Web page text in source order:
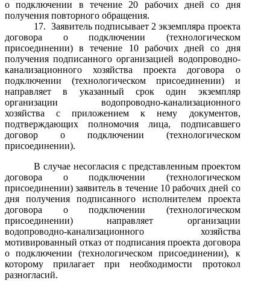
о подключении в течение 20 рабочих дней со дня
получения повторного обращения.
17. Заявитель подписывает 2 экземпляра проекта
договора о подключении (технологическом
присоединении) в течение 10 рабочих дней со дня
получения подписанного организацией водопроводно-
канализационного хозяйства проекта договора о
подключении (технологическом присоединении) и
направляет в указанный срок один экземпляр
организации водопроводно-канализационного
хозяйства с приложением к нему документов,
подтверждающих полномочия лица, подписавшего
договор о подключении (технологическом
присоединении).
В случае несогласия с представленным проектом
договора о подключении (технологическом
присоединении) заявитель в течение 10 рабочих дней со
дня получения подписанного исполнителем проекта
договора о подключении (технологическом
присоединении) направляет организации
водопроводно-канализационного хозяйства
мотивированный отказ от подписания проекта договора
о подключении (технологическом присоединении), к
которому прилагает при необходимости протокол
разногласий.